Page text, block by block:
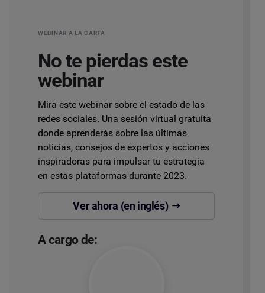
WEBINAR A LA CARTA
No te pierdas este
webinar
Mira este webinar sobre el estado de las
redes sociales. Una sesión virtual gratuita
donde aprenderás sobre las últimas
noticias, consejos de expertos y acciones
inspiradoras para impulsar tu estrategia
en estas plataformas durante 2023.
Ver ahora (en inglés)
A cargo de: